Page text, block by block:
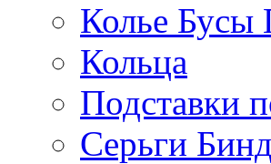
Колье Бусы
Кольца
Подставки
Серьги